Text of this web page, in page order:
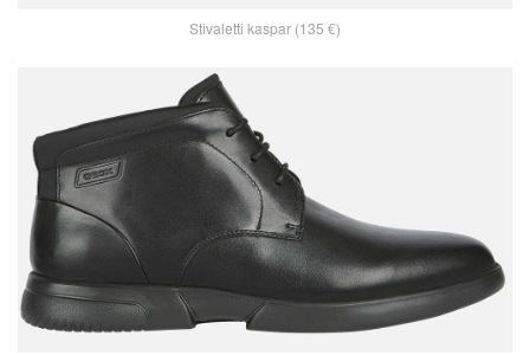
Stivaletti kaspar (135 €)